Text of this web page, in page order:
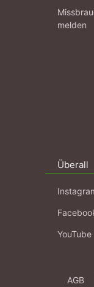
melden
Überall
YouTube
AGB